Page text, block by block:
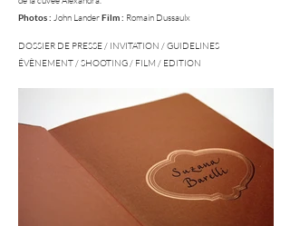
Photos : John LanderFilm : Romain Dussaulx
DOSSIER DE PRESSE / INVITATION / GUIDELINES
ÉVÈNEMENT / SHOOTING / FILM / EDITION